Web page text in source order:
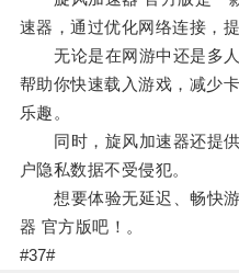
速器，通过优化网络连接，
无论是在网游中还是多人
帮助你快速载入游戏，减少
乐趣。
同时，旋风加速器还提供
户隐私数据不受侵犯。
想要体验无延迟、畅快游
器 官方版吧！。
#37#